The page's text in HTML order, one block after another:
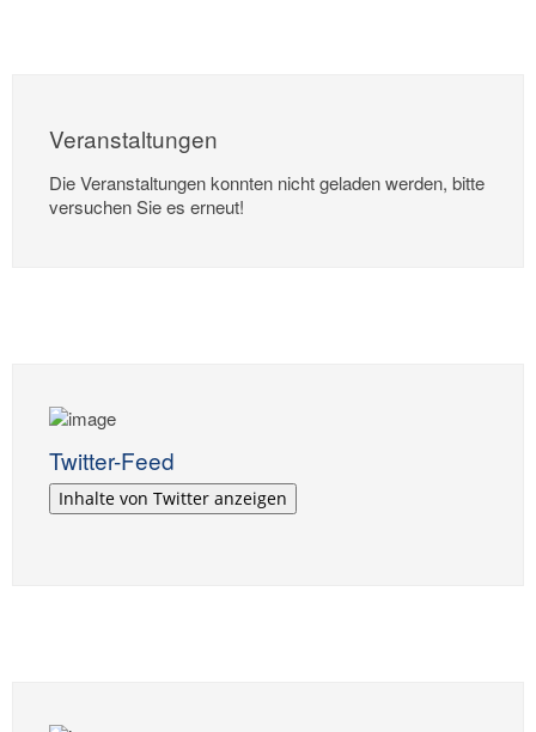
Veranstaltungen
Die Veranstaltungen konnten nicht geladen werden, bitte
versuchen Sie es erneut!
Twitter-Feed
Inhalte von Twitter anzeigen